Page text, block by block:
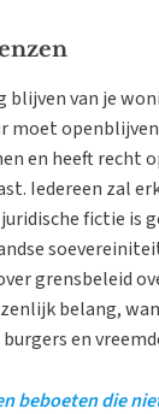
blijven van je
moet
en heeft recht
Iedereen zal
fictie is
grensbeleid
belang,
en
beboeten die